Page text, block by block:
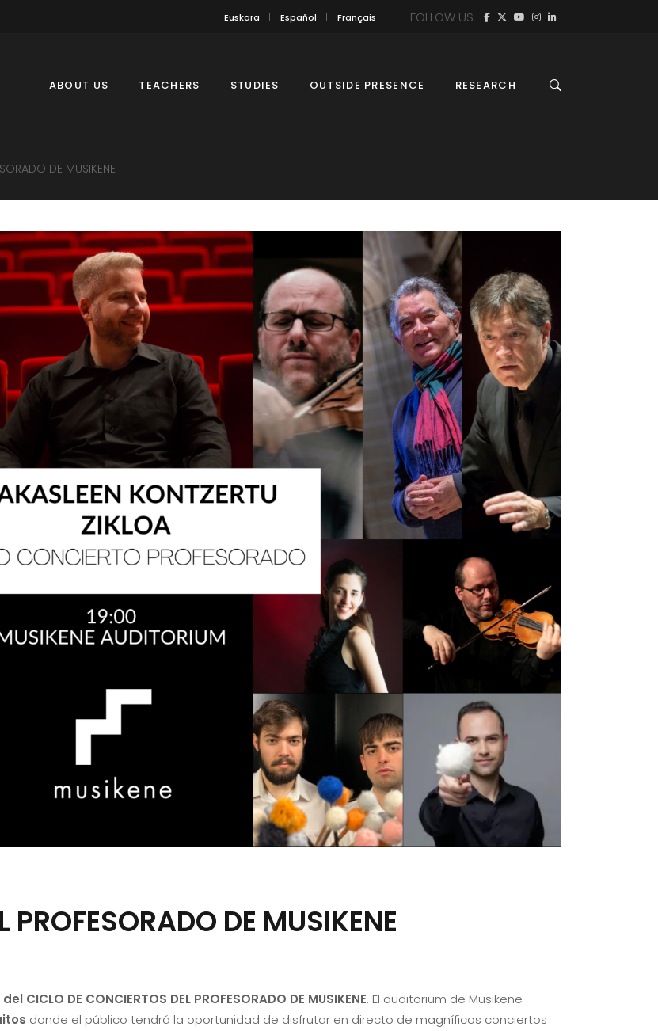
Euskara Español Français FOLLOW US
ABOUT US TEACHERS STUDIES OUTSIDE PRESENCE RESEARCH
DE MUSIKENE
DE MUSIKENE
CICLO DE CONCIERTOS DEL PROFESORADO DE MUSIKENE. El auditorium de Musikene
donde el público tendrá la oportunidad de disfrutar en directo de magníficos conciertos